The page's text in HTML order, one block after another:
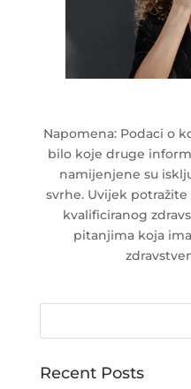
Napomena: Podaci o
bilo koje druge
namijenjene su
svrhe. Uvijek
kvalificiranog
pitanjima koja
Recent Posts